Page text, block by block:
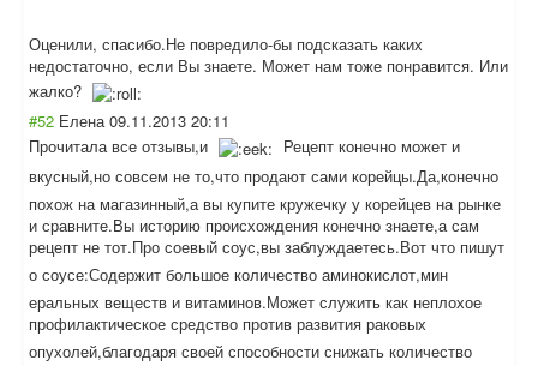
Оценили, спасибо.Не повредило-бы подсказать каких
недостаточно, если Вы знаете. Может нам тоже понравится. Или
жалко?
#52 Елена 09.11.2013 20:11
Прочитала все отзывы,и
Рецепт конечно может и
вкусный,но совсем не то,что продают сами корейцы.Да,конечно
похож на магазинный,а вы купите кружечку у корейцев на рынке
и сравните.Вы историю происхождения конечно знаете,а сам
рецепт не тот.Про соевый соус,вы заблуждаетесь.Вот что пишут
о соусе:Содержит большое количество аминокислот,мин
еральных веществ и витаминов.Может служить как неплохое
профилактическое средство против развития раковых
опухолей,благодаря своей способности снижать количество